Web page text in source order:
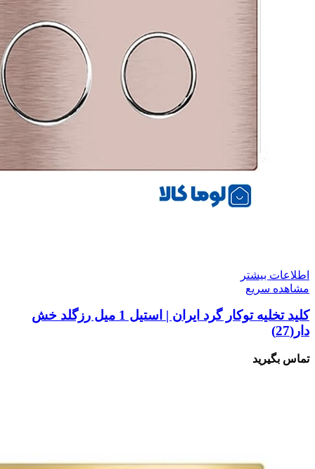
اطلاعات بیشتر
مشاهده سریع
کلید تخلیه توکار گرد ایران | استیل 1 میل رزگلد خش
دار(27)
تماس بگیرید